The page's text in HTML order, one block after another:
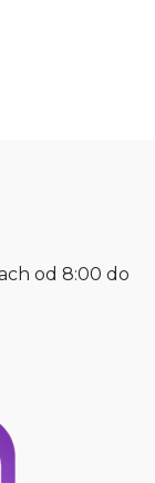
od 8:00 do